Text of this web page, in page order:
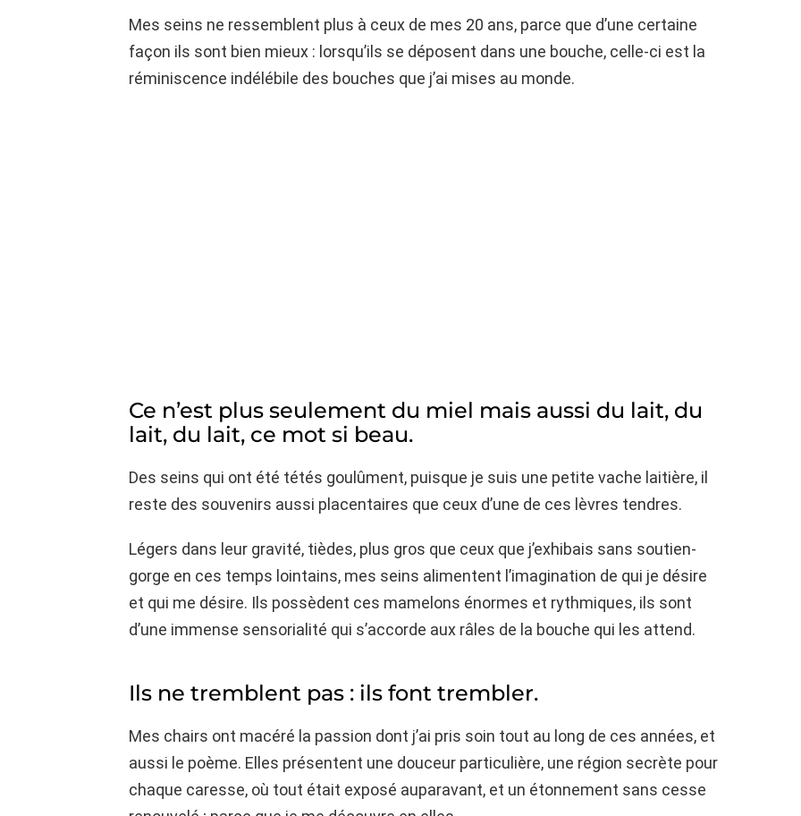
Mes seins ne ressemblent plus à ceux de mes 20 ans, parce que d’une certaine
façon ils sont bien mieux : lorsqu’ils se déposent dans une bouche, celle-ci est la
réminiscence indélébile des bouches que j’ai mises au monde.
Ce n’est plus seulement du miel mais aussi du lait, du
lait, du lait, ce mot si beau.
Des seins qui ont été tétés goulûment, puisque je suis une petite vache laitière, il
reste des souvenirs aussi placentaires que ceux d’une de ces lèvres tendres.
Légers dans leur gravité, tièdes, plus gros que ceux que j’exhibais sans soutien-
gorge en ces temps lointains, mes seins alimentent l’imagination de qui je désire
et qui me désire. Ils possèdent ces mamelons énormes et rythmiques, ils sont
d’une immense sensorialité qui s’accorde aux râles de la bouche qui les attend.
Ils ne tremblent pas : ils font trembler.
Mes chairs ont macéré la passion dont j’ai pris soin tout au long de ces années, et
aussi le poème. Elles présentent une douceur particulière, une région secrète pour
chaque caresse, où tout était exposé auparavant, et un étonnement sans cesse